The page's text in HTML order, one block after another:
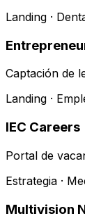
Landing ·
Captación de
Landing ·
IEC Careers
Portal de
Estrategia ·
Multivision